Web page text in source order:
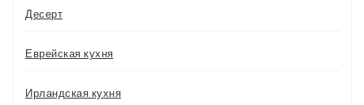
Десерт
Еврейская кухня
Ирландская кухня